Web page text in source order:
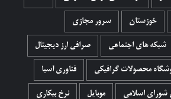
خوزستان سرور مجازی
شبکه های اجتماعی صرافی ارز دیجیتال
محصولات گرافيکی فناوری آسیا
اسلامی موبایل نرخ بیکاری